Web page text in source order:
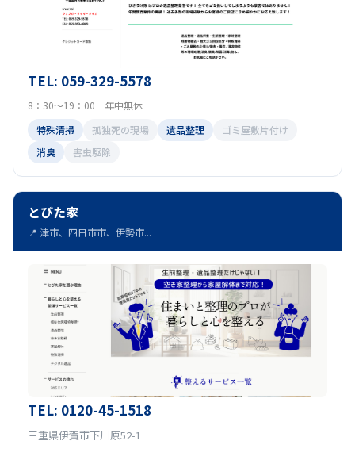
TEL: 059-329-5578
8：30～19：00 年中無休
特殊清掃
孤独死の現場 遺品整理
ゴミ屋敷片付け
消臭
害虫駆除
とびた家
📍 津市、四日市市、伊勢市...
TEL: 0120-45-1518
三重県伊賀市下川原52-1